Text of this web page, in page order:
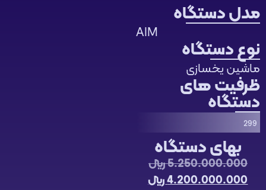
مدل دستگاه
AIM
نوع دستگاه
ماشین یخسازی
ظرفیت های
دستگاه
299
بهای دستگاه
5.250.000.000﷼
4.200.000.000﷼